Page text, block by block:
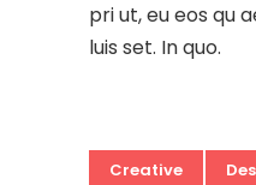
pri ut, eu eos qu
luis set. In quo.
Creative